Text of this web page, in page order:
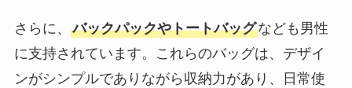
さらに、 バックパックやトートバッグなども男性
に支持されています。これらのバッグは、デザイ
ンがシンプルでありながら収納力があり、日常使